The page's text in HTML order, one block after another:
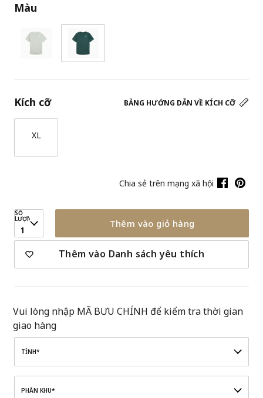
Màu
BẢNG HƯỚNG DẪN VỀ KÍCH CỠ
Kích cỡ
XL
Chia sẻ trên mạng xã hội
SỐ
LƯỢNG
1
Thêm vào giỏ hàng
Thêm vào Danh sách yêu thích
Vui lòng nhập MÃ BƯU CHÍNH để kiểm tra thời gian
giao hàng
TỈNH*
PHÂN KHU*